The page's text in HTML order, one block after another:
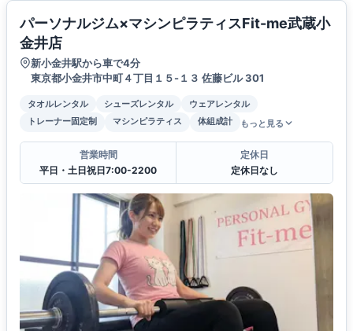
パーソナルジム×マシンピラティスFit-me武蔵小
金井店
新小金井駅から車で4分
東京都小金井市中町４丁目１５-１３ 佐藤ビル 301
タオルレンタル シューズレンタル
ウェアレンタル
トレーナー固定制
マシンピラティス 体組成計 もっと見る
営業時間
平日・土日祝日7:00-2200
定休日
定休日なし